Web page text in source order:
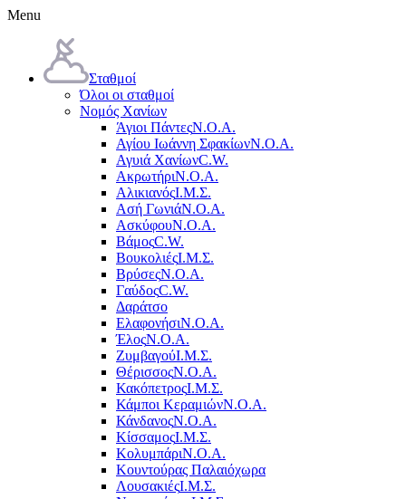
Menu
Σταθμοί
Όλοι οι σταθμοί
Νομός Χανίων
Άγιοι ΠάντεςΝ.Ο.Α.
Αγίου Ιωάννη ΣφακίωνΝ.Ο.Α.
Αγυιά ΧανίωνC.W.
ΑκρωτήριΝ.Ο.Α.
ΑλικιανόςΙ.Μ.Σ.
Ασή ΓωνιάΝ.Ο.Α.
ΑσκύφουΝ.Ο.Α.
ΒάμοςC.W.
ΒουκολιέςΙ.Μ.Σ.
ΒρύσεςΝ.Ο.Α.
ΓαύδοςC.W.
Δαράτσο
ΕλαφονήσιΝ.Ο.Α.
ΈλοςΝ.Ο.Α.
ΖυμβαγούΙ.Μ.Σ.
ΘέρισσοςΝ.Ο.Α.
ΚακόπετροςΙ.Μ.Σ.
Κάμποι ΚεραμιώνΝ.Ο.Α.
ΚάνδανοςΝ.Ο.Α.
ΚίσσαμοςΙ.Μ.Σ.
ΚολυμπάριΝ.Ο.Α.
Κουντούρας Παλαιόχωρα
ΛουσακιέςΙ.Μ.Σ.